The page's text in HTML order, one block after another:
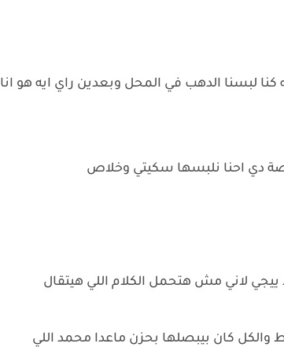
لبسنا الدهب في المحل وبعدين راي ايه هو انا
دي احنا نلبسها سكيتي وخلاص
لاني مش هتحمل الكلام اللي هيتقال
كان بيبصلها بحزن ماعدا محمد اللي